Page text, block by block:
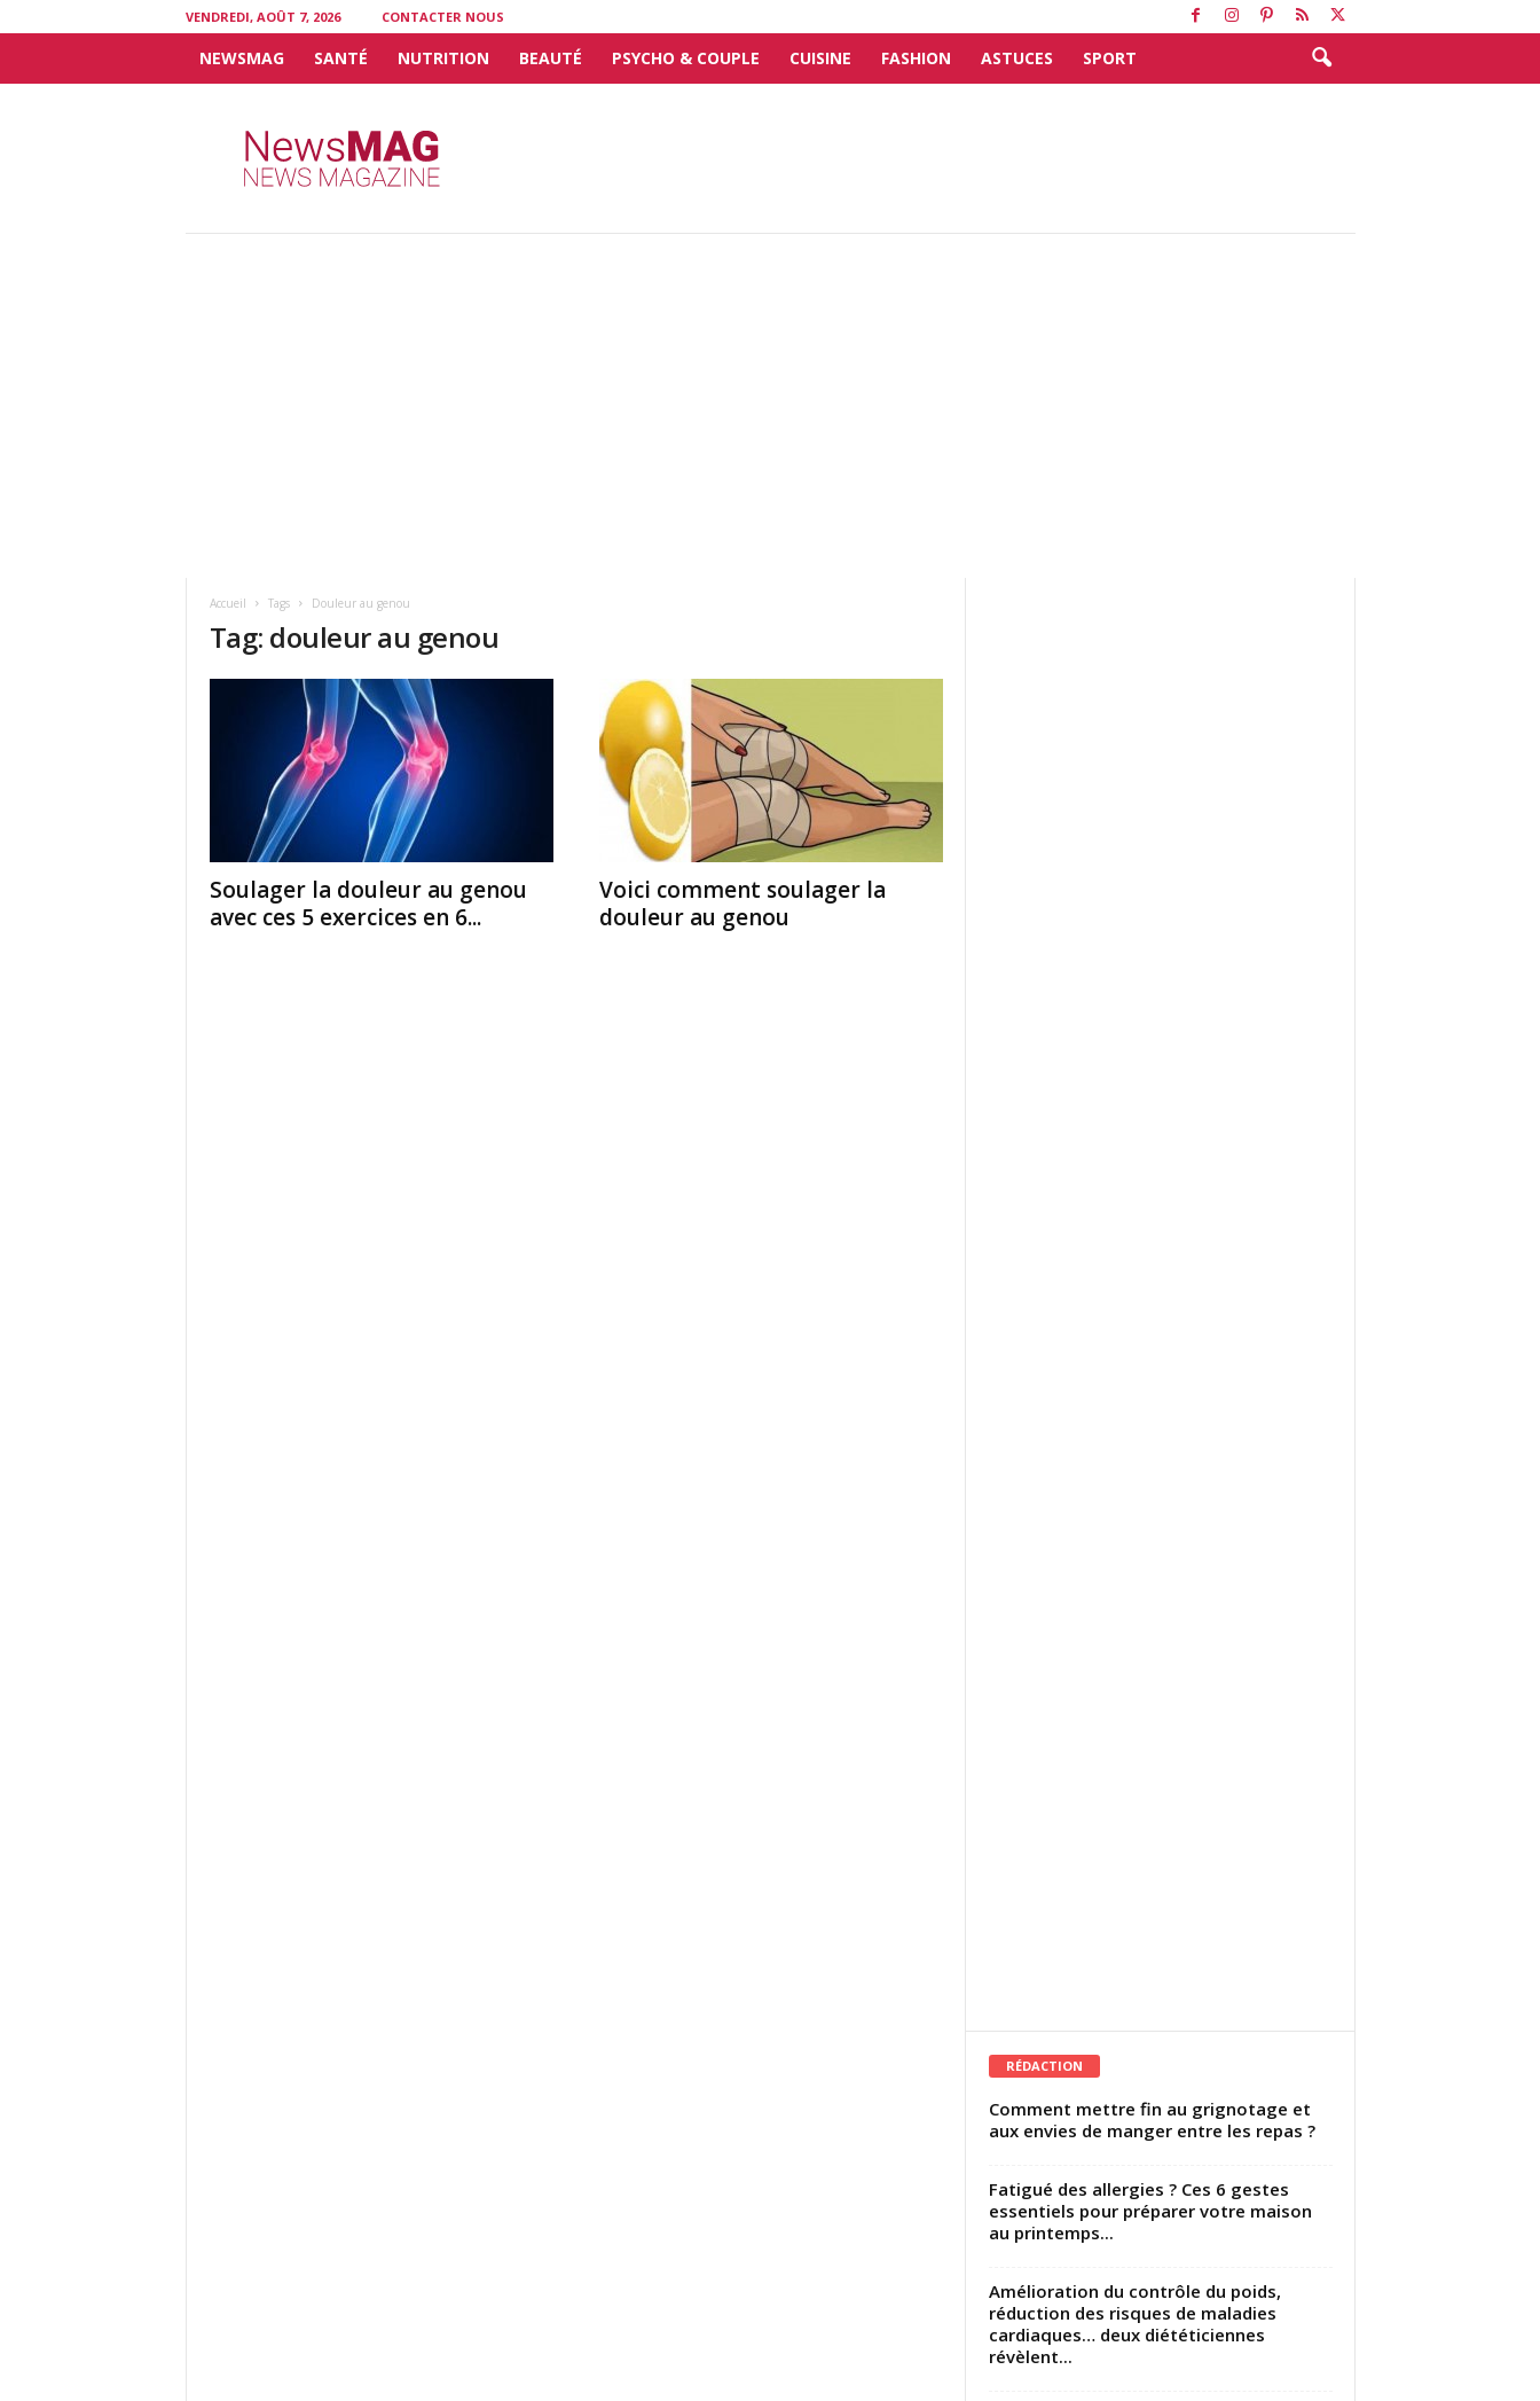
VENDREDI, AOÛT 7, 2026 CONTACTER NOUS
NEWSMAG SANTÉ NUTRITION BEAUTÉ PSYCHO & COUPLE CUISINE FASHION ASTUCES SPORT
Accueil Tags Douleur au genou
Tag: douleur au genou
Soulager la douleur au genou
avec ces 5 exercices en 6...
Voici comment soulager la
douleur au genou
RÉDACTION
Comment mettre fin au grignotage et
aux envies de manger entre les repas ?
Fatigué des allergies ? Ces 6 gestes
essentiels pour préparer votre maison
au printemps...
Amélioration du contrôle du poids,
réduction des risques de maladies
cardiaques… deux diététiciennes
révèlent...